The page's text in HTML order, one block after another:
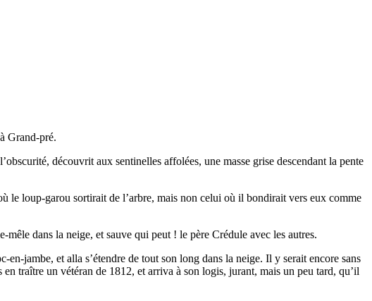
Grand-pré.
découvrit aux sentinelles affolées, une masse grise descendant la pente
le loup-garou sortirait de l’arbre, mais non celui où il bondirait vers eux comme
dans la neige, et sauve qui peut ! le père Crédule avec les autres.
jambe, et alla s’étendre de tout son long dans la neige. Il y serait encore sans
traître un vétéran de 1812, et arriva à son logis, jurant, mais un peu tard, qu’il